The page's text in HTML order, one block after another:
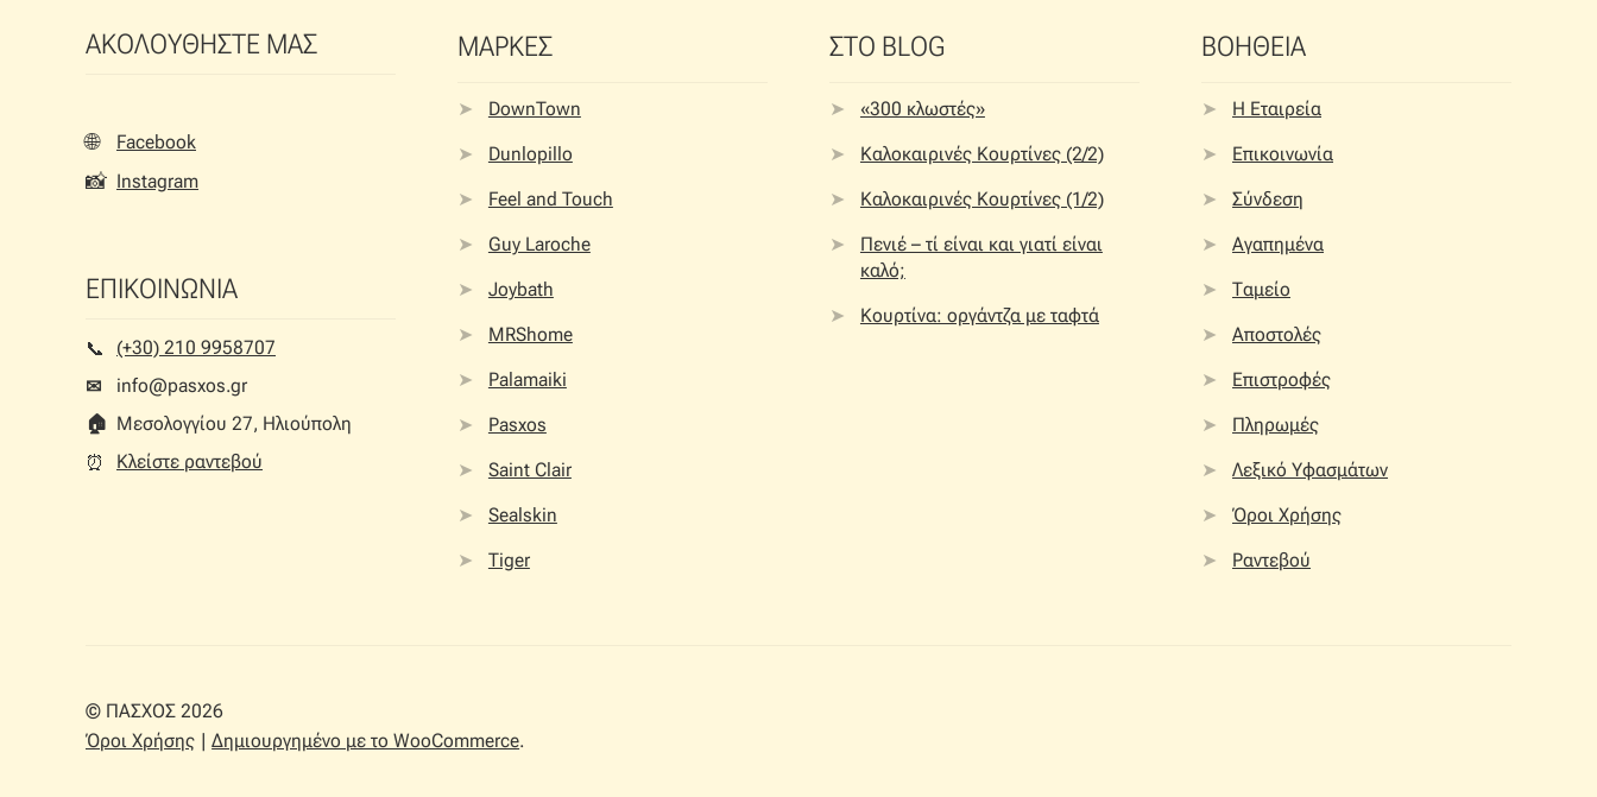
ΑΚΟΛΟΥΘΗΣΤΕ ΜΑΣ
🌐 Facebook
📸 Instagram
ΕΠΙΚΟΙΝΩΝΙΑ
📞︎
(+30) 210 9958707
✉
info@pasxos.gr
🏠︎ Μεσολογγίου 27, Ηλιούπολη
⏰︎
Κλείστε ραντεβού
ΜΑΡΚΕΣ
DownTown
Dunlopillo
Feel and Touch
Guy Laroche
Joybath
MRShome
Palamaiki
Pasxos
Saint Clair
Sealskin
Tiger
ΣΤΟ BLOG
«300 κλωστές»
Καλοκαιρινές Κουρτίνες (2/2)
Καλοκαιρινές Κουρτίνες (1/2)
Πενιέ – τί είναι και γιατί είναι
καλό;
Κουρτίνα: οργάντζα με ταφτά
ΒΟΗΘΕΙΑ
Η Εταιρεία
Επικοινωνία
Σύνδεση
Αγαπημένα
Ταμείο
Αποστολές
Επιστροφές
Πληρωμές
Λεξικό Υφασμάτων
Όροι Χρήσης
Ραντεβού
© ΠΑΣΧΟΣ 2026
Όροι Χρήσης
Δημιουργημένο με το WooCommerce.